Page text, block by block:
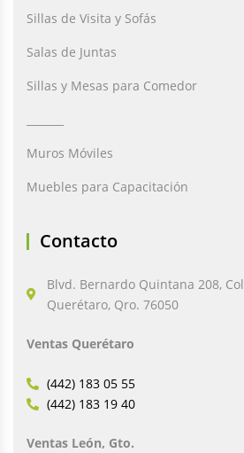
Sillas de Visita y Sofás
Salas de Juntas
Sillas y Mesas para Comedor
Muros Móviles
Muebles para Capacitación
Contacto
Blvd. Bernardo Quintana 208,
Querétaro, Qro. 76050
Ventas Querétaro
(442) 183 05 55
(442) 183 19 40
Ventas León, Gto.